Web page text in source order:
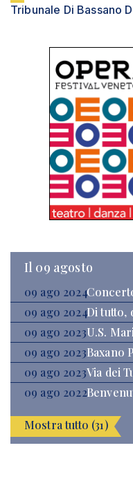
Tribunale Di Bassano
Il 09 agosto
09 ago 2024
09 ago 2024Di tutto,
09 ago 2023U.S.
09 ago 2023Baxano
09 ago 2023Via dei
09 ago 2022
Mostra tutto (31)